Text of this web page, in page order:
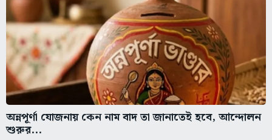
অন্নপূর্ণা যোজনায় কেন নাম বাদ তা জানাতেই হবে, আন্দোলন
শুরুর...